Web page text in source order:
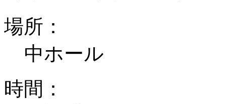
場所：
中ホール
時間：